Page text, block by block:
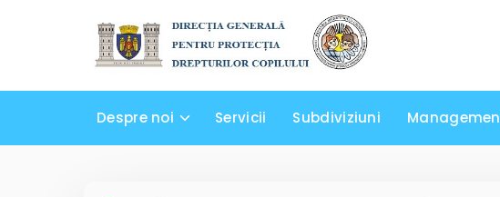
Despre noi Servicii Subdiviziuni